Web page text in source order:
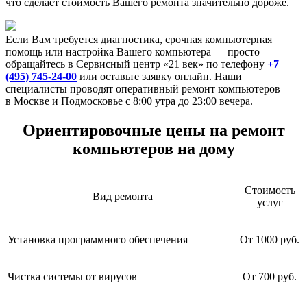
Если Вам требуется диагностика, срочная компьютерная
помощь или настройка Вашего компьютера — просто
обращайтесь в Сервисный центр «21 век» по телефону +7
(495) 745-24-00 или оставьте заявку онлайн. Наши
специалисты проводят оперативный ремонт компьютеров
в Москве и Подмосковье с 8:00 утра до 23:00 вечера.
Ориентировочные цены на ремонт
компьютеров на дому
Вид ремонта
Стоимость
услуг
Установка программного обеспечения От 1000 руб.
Чистка системы от вирусов От 700 руб.